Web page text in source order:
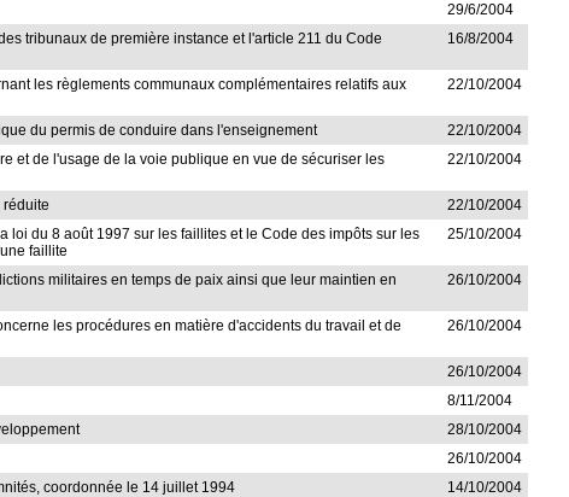
29/6/2004
tribunaux de première instance et l'article 211 du Code
16/8/2004
les règlements communaux complémentaires relatifs aux
22/10/2004
du permis de conduire dans l'enseignement
22/10/2004
et de l'usage de la voie publique en vue de sécuriser les
22/10/2004
réduite
22/10/2004
loi du 8 août 1997 sur les faillites et le Code des impôts sur les
faillite
25/10/2004
militaires en temps de paix ainsi que leur maintien en
26/10/2004
les procédures en matière d'accidents du travail et de
26/10/2004
26/10/2004
8/11/2004
28/10/2004
26/10/2004
coordonnée le 14 juillet 1994 14/10/2004